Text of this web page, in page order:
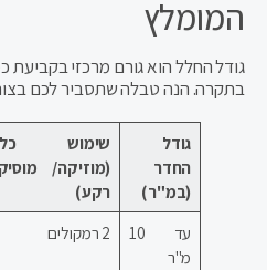
המומלץ
גודל החלל הוא גורם מרכזי בקביעת
בתקרה. הנה טבלה שתסביר לכם
גודל
החדר
(במ"ר)
שימוש
(מוזיקה/
רקע)
עד 10
מ"ר
2 רמקולים